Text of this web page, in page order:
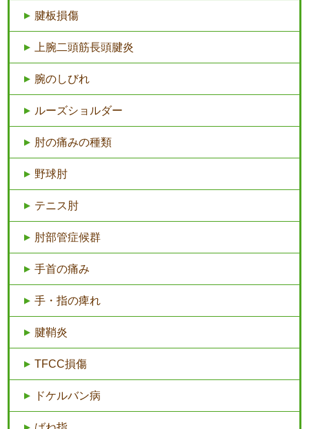
腱板損傷
上腕二頭筋長頭腱炎
腕のしびれ
ルーズショルダー
肘の痛みの種類
野球肘
テニス肘
肘部管症候群
手首の痛み
手・指の痺れ
腱鞘炎
TFCC損傷
ドケルバン病